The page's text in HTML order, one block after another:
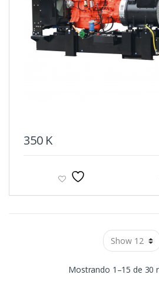
350 K
Mostrando 1–15 de 30